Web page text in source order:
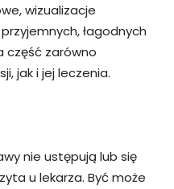
wizualizacje
łagodnych
część zarówno
jak i jej leczenia.
nie ustępują lub się
u lekarza. Być może